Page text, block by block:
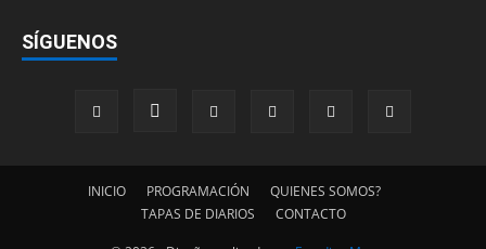
SÍGUENOS
INICIO PROGRAMACIÓN
QUIENES SOMOS?
TAPAS DE DIARIOS
CONTACTO